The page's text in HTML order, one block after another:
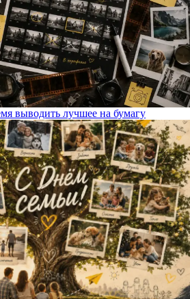
выводить лучшее на бумагу